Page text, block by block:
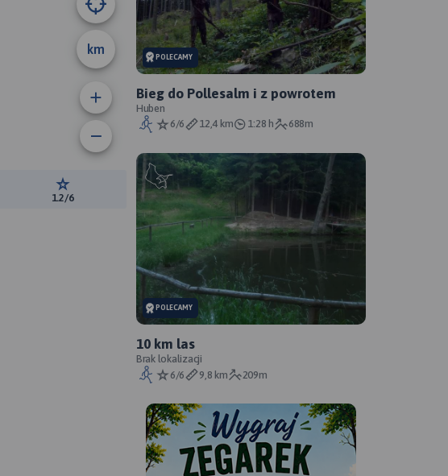
km
na pokonanie trasy:
Ocena trasy:
1.2/6
POLECAMY
Bieg do Pollesalm i z powrotem
Huben
6/6
12,4 km 1:28 h 688m
POLECAMY
10 km las
Brak lokalizacji
6/6
9,8 km 209m